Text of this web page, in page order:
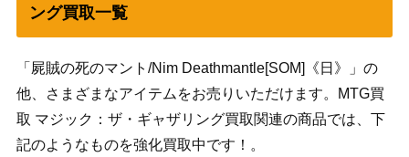
ング買取一覧
「屍賊の死のマント/Nim Deathmantle[SOM]《日》」の
他、さまざまなアイテムをお売りいただけます。MTG買
取 マジック：ザ・ギャザリング買取関連の商品では、下
記のようなものを強化買取中です！。